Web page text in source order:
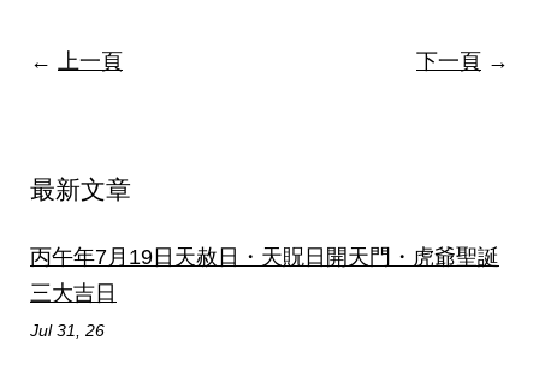
← 上一頁 下一頁 →
最新文章
丙午年7月19日天赦日・天貺日開天門・虎爺聖誕
三大吉日
Jul 31, 26